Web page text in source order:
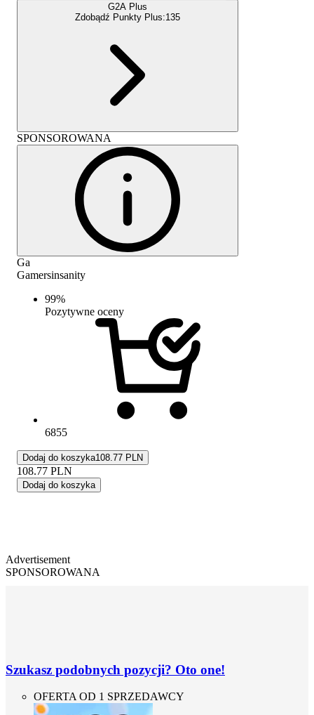
G2A Plus
Zdobądź Punkty Plus:135
SPONSOROWANA
Ga
Gamersinsanity
99%
Pozytywne oceny
6855
Dodaj do koszyka108.77 PLN
108.77 PLN
Dodaj do koszyka
Advertisement
SPONSOROWANA
Szukasz podobnych pozycji? Oto one!
OFERTA OD 1 SPRZEDAWCY